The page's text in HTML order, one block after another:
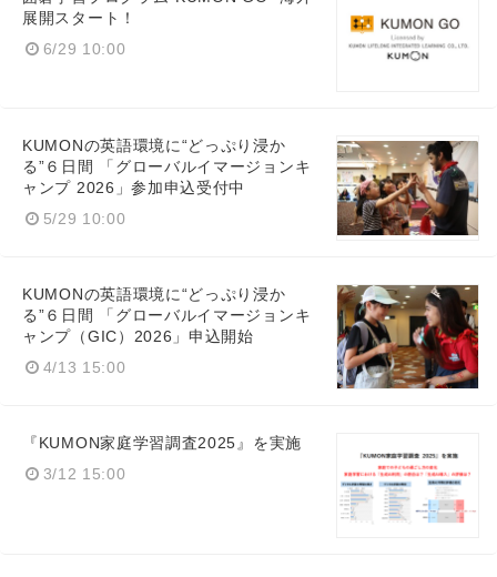
展開スタート！
6/29 10:00
KUMONの英語環境に“どっぷり浸か
る”６日間 「グローバルイマージョンキ
ャンプ 2026」参加申込受付中
5/29 10:00
KUMONの英語環境に“どっぷり浸か
る”６日間 「グローバルイマージョンキ
ャンプ（GIC）2026」申込開始
4/13 15:00
『KUMON家庭学習調査2025』を実施
3/12 15:00